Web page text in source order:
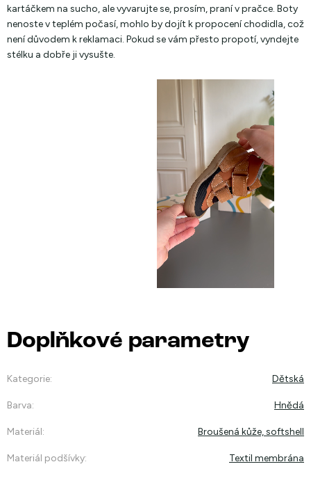
kartáčkem na sucho, ale vyvarujte se, prosím, praní v pračce. Boty
nenoste v teplém počasí, mohlo by dojít k propocení chodidla, což
není důvodem k reklamaci. Pokud se vám přesto propotí, vyndejte
stélku a dobře ji vysušte.
Doplňkové parametry
Kategorie: Dětská
Barva: Hnědá
Materiál: Broušená kůže, softshell
Materiál podšívky: Textil membrána